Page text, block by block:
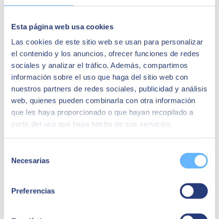
Esta página web usa cookies
Las cookies de este sitio web se usan para personalizar
el contenido y los anuncios, ofrecer funciones de redes
sociales y analizar el tráfico. Además, compartimos
información sobre el uso que haga del sitio web con
nuestros partners de redes sociales, publicidad y análisis
web, quienes pueden combinarla con otra información
que les haya proporcionado o que hayan recopilado a
partir del uso que haya hecho de sus servicios.
Necesarias
Preferencias
reciente en el que explicamos el concepto deemployee experiencey
corporaciones.
Precisamente desde SEIDOR ponemos a disposición de las
organizaciones el impulso de la EX con nuestros servicios de
consultoría. Con proyectos totalmente focalizados en productividad,
colaboración, flexibilidad, movilidad… y también seguridad.
El joven talento es un bien muy preciado, lamentablemente, bastante
escaso y la tecnología puede ayudarnos.
SEIDOR
es una consultora tecnológica que ofrece un portafolio
integral de soluciones y servicios que cubren los ámbitos de
Inteligencia Artificial, Edge, Customer Experience, Employee
Conectividad y Ciberseguridad. Con una facturación de 894